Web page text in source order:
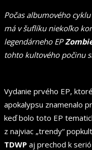
Počas albumového cyklu
má v šuflíku niekoľko
legendárneho EP
tohto kultového počinu
Vydanie prvého EP,
apokalypsu znamenalo
keď bolo toto EP
z najviac „trendy“
TDWP aj prechod k